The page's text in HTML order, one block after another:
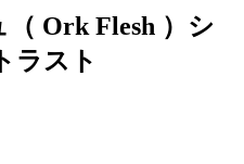
Ork Flesh ）シ
ラスト